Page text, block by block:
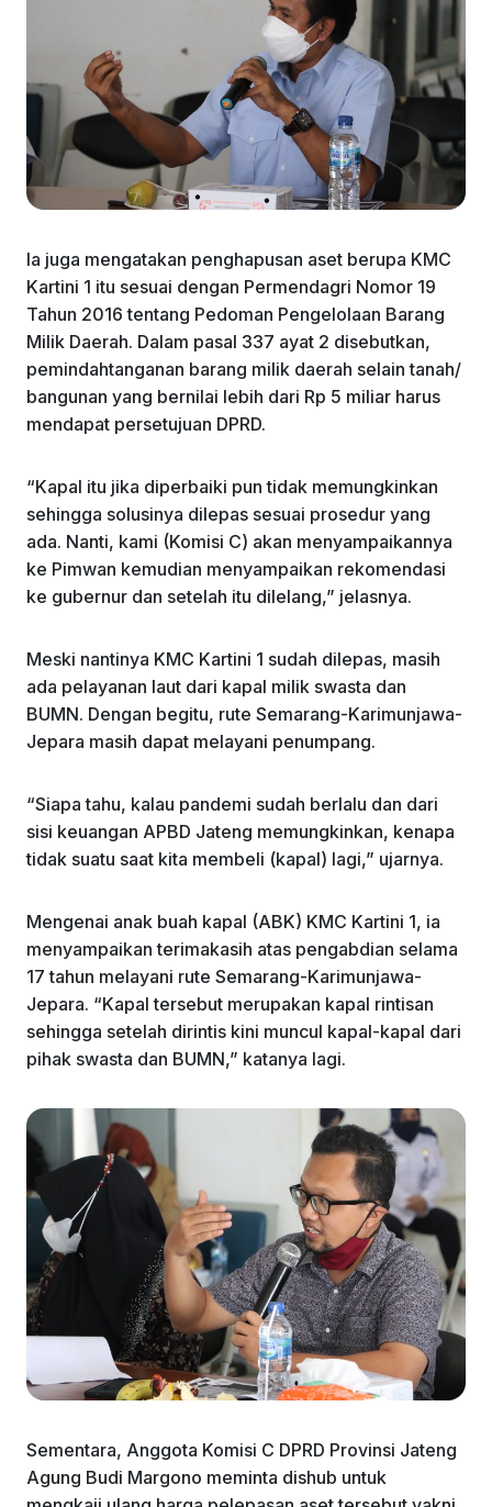
Ia juga mengatakan penghapusan aset berupa KMC
Kartini 1 itu sesuai dengan Permendagri Nomor 19
Tahun 2016 tentang Pedoman Pengelolaan Barang
Milik Daerah. Dalam pasal 337 ayat 2 disebutkan,
pemindahtanganan barang milik daerah selain tanah/
bangunan yang bernilai lebih dari Rp 5 miliar harus
mendapat persetujuan DPRD.
“Kapal itu jika diperbaiki pun tidak memungkinkan
sehingga solusinya dilepas sesuai prosedur yang
ada. Nanti, kami (Komisi C) akan menyampaikannya
ke Pimwan kemudian menyampaikan rekomendasi
ke gubernur dan setelah itu dilelang,” jelasnya.
Meski nantinya KMC Kartini 1 sudah dilepas, masih
ada pelayanan laut dari kapal milik swasta dan
BUMN. Dengan begitu, rute Semarang-Karimunjawa-
Jepara masih dapat melayani penumpang.
“Siapa tahu, kalau pandemi sudah berlalu dan dari
sisi keuangan APBD Jateng memungkinkan, kenapa
tidak suatu saat kita membeli (kapal) lagi,” ujarnya.
Mengenai anak buah kapal (ABK) KMC Kartini 1, ia
menyampaikan terimakasih atas pengabdian selama
17 tahun melayani rute Semarang-Karimunjawa-
Jepara. “Kapal tersebut merupakan kapal rintisan
sehingga setelah dirintis kini muncul kapal-kapal dari
pihak swasta dan BUMN,” katanya lagi.
Sementara, Anggota Komisi C DPRD Provinsi Jateng
Agung Budi Margono meminta dishub untuk